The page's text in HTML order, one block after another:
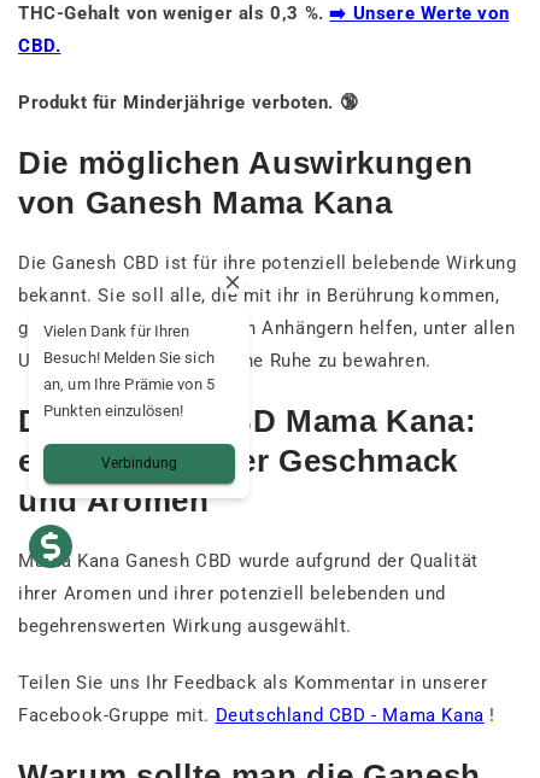
THC-Gehalt von weniger als 0,3 %.➡️ Unsere Werte von
CBD.
Produkt für Minderjährige verboten. 🔞
Die möglichen Auswirkungen
von Ganesh Mama Kana
Die Ganesh CBD ist für ihre potenziell belebende Wirkung
bekannt. Sie soll alle, die mit ihr in Berührung kommen,
glücklich machen und ihren Anhängern helfen, unter allen
Umständen eine olympische Ruhe zu bewahren.
Die Ganesh CBD Mama Kana:
ein einzigartiger Geschmack
und Aromen
Mama Kana Ganesh CBD wurde aufgrund der Qualität
ihrer Aromen und ihrer potenziell belebenden und
begehrenswerten Wirkung ausgewählt.
Teilen Sie uns Ihr Feedback als Kommentar in unserer
Facebook-Gruppe mit. Deutschland CBD - Mama Kana !
Vielen Dank für Ihren
Besuch! Melden Sie sich
an, um Ihre Prämie von 5
Punkten einzulösen!
Verbindung